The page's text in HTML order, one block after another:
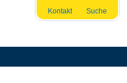
Kontakt Suche